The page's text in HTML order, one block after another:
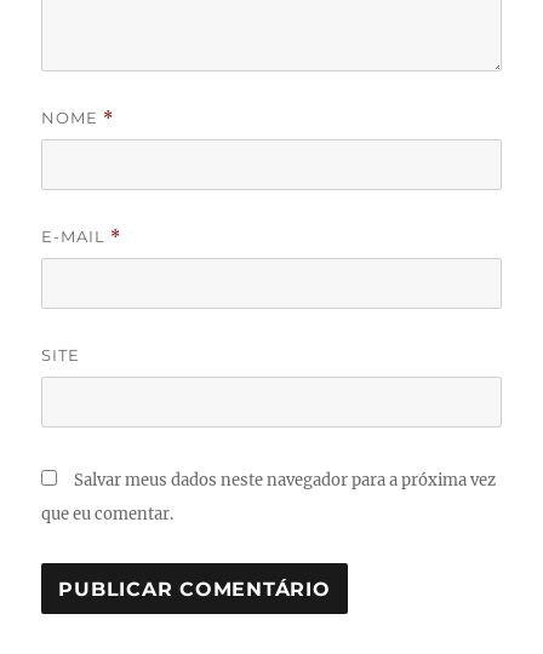
NOME *
E-MAIL *
SITE
Salvar meus dados neste navegador para a próxima vez
que eu comentar.